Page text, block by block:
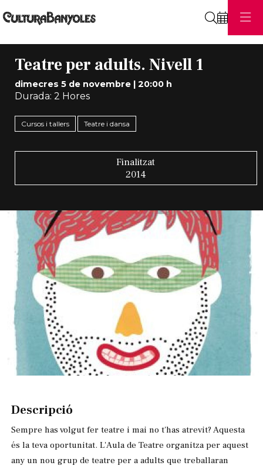
Teatre per adults. Nivell 1
dimecres 5 de novembre| 20:00 h
Durada: 2 Hores
Cursos i tallers Teatre i dansa
Finalitzat
2014
Descripció
Sempre has volgut fer teatre i mai no t'has atrevit? Aquesta
és la teva oportunitat. L'Aula de Teatre organitza per aquest
any un nou grup de teatre per a adults que treballaran